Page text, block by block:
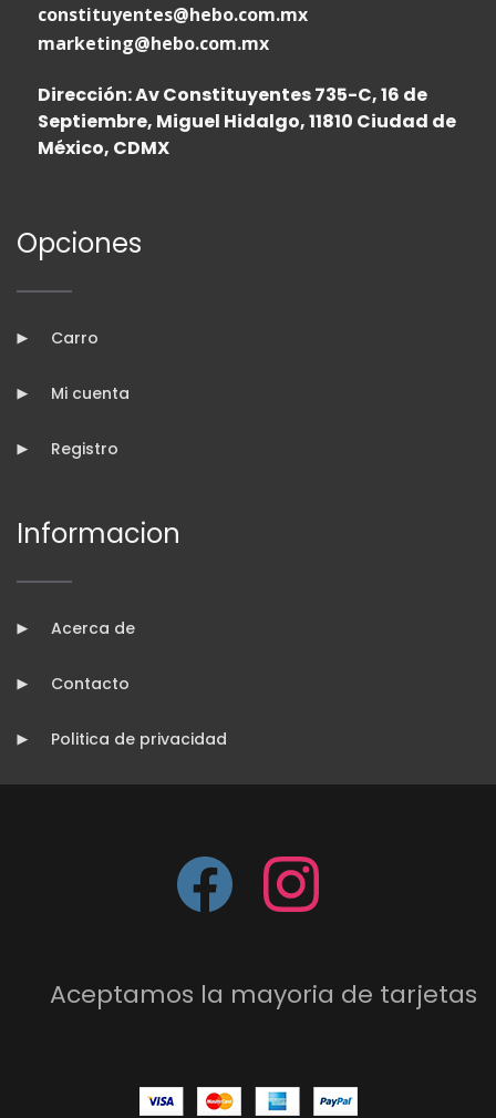
constituyentes@hebo.com.mx
marketing@hebo.com.mx
Dirección: Av Constituyentes 735-C, 16 de
Septiembre, Miguel Hidalgo, 11810 Ciudad de
México, CDMX
Opciones
Carro
Mi cuenta
Registro
Informacion
Acerca de
Contacto
Politica de privacidad
Aceptamos la mayoria de tarjetas